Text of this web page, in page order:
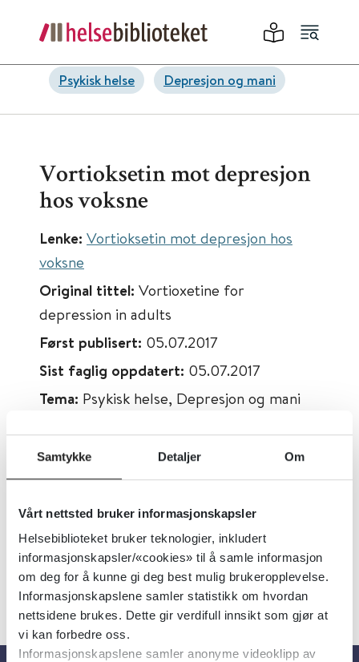
Samtykke Detaljer Om
Vårt nettsted bruker informasjonskapsler
Helsebiblioteket bruker teknologier, inkludert
informasjonskapsler/«cookies» til å samle informasjon
om deg for å kunne gi deg best mulig brukeropplevelse.
Informasjonskapslene samler statistikk om hvordan
nettsidene brukes. Dette gir verdifull innsikt som gjør at
vi kan forbedre oss.
Informasjonskapslene samler anonyme videoklipp av
Psykisk helse Depresjon og mani
Vortioksetin mot depresjon
hos voksne
Lenke: Vortioksetin mot depresjon hos
voksne
Original tittel: Vortioxetine for
depression in adults
Først publisert: 05.07.2017
Sist faglig oppdatert: 05.07.2017
Tema: Psykisk helse, Depresjon og mani
Dokumenttype: Oppsummert forskning
Utgiver:Cochrane Library
Språk:Engelsk